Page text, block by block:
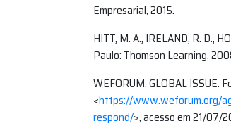
Empresarial, 2015.
HITT, M. A.; IRELAND, R. D.;
Paulo: Thomson Learning,
WEFORUM. GLOBAL ISSUE:
<https://www.weforum.org/
respond/>, acesso em 21/07/